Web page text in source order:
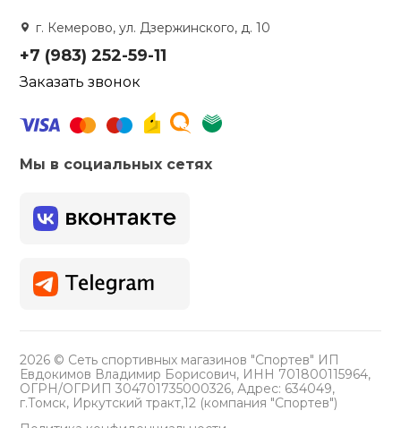
г. Кемерово, ул. Дзержинского, д. 10
+7 (983) 252-59-11
Заказать звонок
Мы в социальных сетях
2026 © Сеть спортивных магазинов "Спортев" ИП
Евдокимов Владимир Борисович, ИНН 701800115964,
ОГРН/ОГРИП 304701735000326, Адрес: 634049,
г.Томск, Иркутский тракт,12 (компания "Спортев")